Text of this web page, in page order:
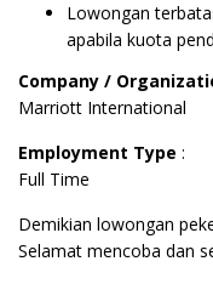
Lowongan
apabila kuota
Company /
Marriott International
Employment Type :
Full Time
Demikian lowongan
Selamat mencoba dan